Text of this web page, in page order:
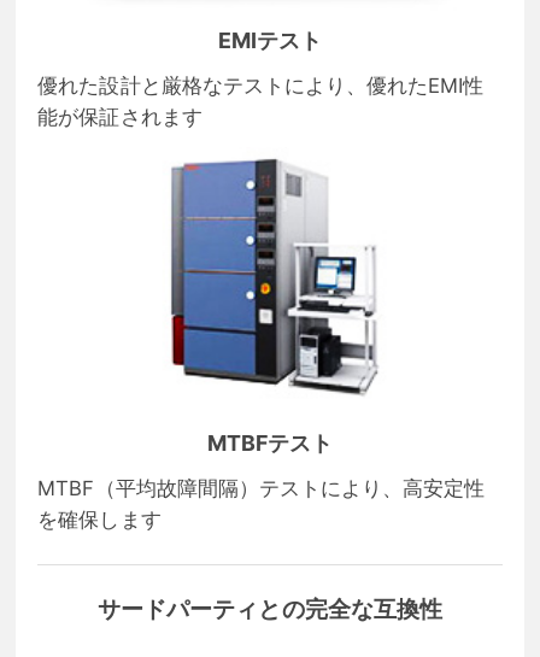
EMIテスト
優れた設計と厳格なテストにより、優れたEMI性
能が保証されます
MTBFテスト
MTBF（平均故障間隔）テストにより、高安定性
を確保します
サードパーティとの完全な互換性